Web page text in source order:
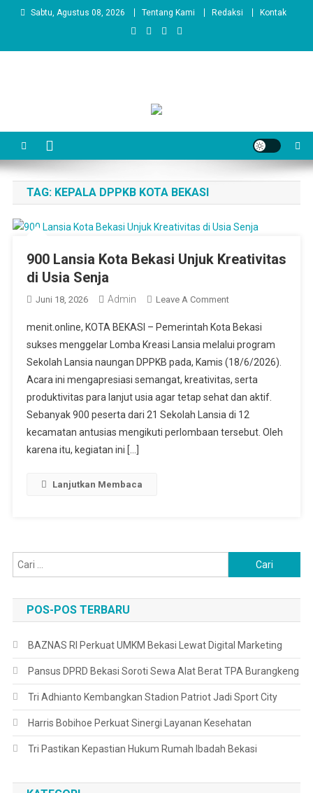
Sabtu, Agustus 08, 2026 Tentang Kami Redaksi Kontak
TAG: KEPALA DPPKB KOTA BEKASI
900 Lansia Kota Bekasi Unjuk Kreativitas
di Usia Senja
Juni 18, 2026 Admin Leave A CommentOn
Lansia
Kota
Bekasi
Unjuk
Kreativitas
Di
Usia
menit.online, KOTA BEKASI – Pemerintah Kota Bekasi
sukses menggelar Lomba Kreasi Lansia melalui program
Sekolah Lansia naungan DPPKB pada, Kamis (18/6/2026).
Acara ini mengapresiasi semangat, kreativitas, serta
produktivitas para lanjut usia agar tetap sehat dan aktif.
Sebanyak 900 peserta dari 21 Sekolah Lansia di 12
kecamatan antusias mengikuti perlombaan tersebut. Oleh
karena itu, kegiatan ini […]
Lanjutkan Membaca
untuk:
POS-POS TERBARU
BAZNAS RI Perkuat UMKM Bekasi Lewat Digital Marketing
Pansus DPRD Bekasi Soroti Sewa Alat Berat TPA Burangkeng
Tri Adhianto Kembangkan Stadion Patriot Jadi Sport City
Harris Bobihoe Perkuat Sinergi Layanan Kesehatan
Tri Pastikan Kepastian Hukum Rumah Ibadah Bekasi